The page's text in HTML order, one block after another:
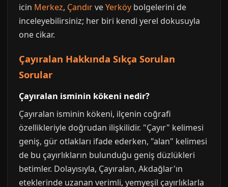
icin Merkez, ÇandırveYerköy bolgelerini de
inceleyebilirsiniz; her biri kendi yerel dokusuyla
one cikar.
Çayıralan Hakkında Sıkça Sorulan
Sorular
Çayıralan isminin kökeni nedir?
Çayıralan isminin kökeni, ilçenin coğrafi
özellikleriyle doğrudan ilişkilidir. "Çayır" kelimesi
geniş, gür otlakları ifade ederken, "alan" kelimesi
de bu çayırlıkların bulunduğu geniş düzlükleri
betimler. Dolayısıyla, Çayıralan, Akdağlar'ın
eteklerinde uzanan verimli, yemyeşil çayırlıklarla